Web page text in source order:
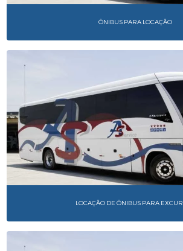
ÔNIBUS PARA LOCAÇÃO
LOCAÇÃO DE ÔNIBUS PARA